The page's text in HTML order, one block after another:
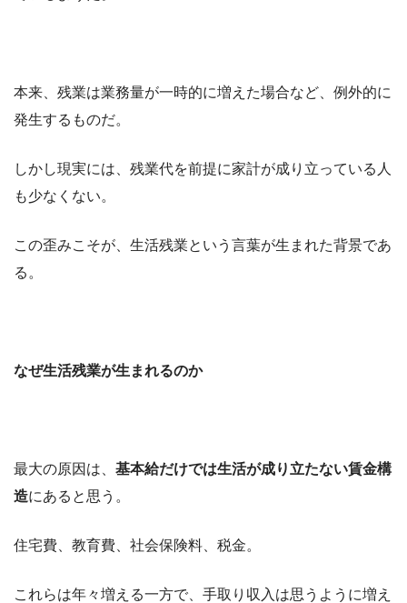
本来、残業は業務量が一時的に増えた場合など、例外的に
発生するものだ。
しかし現実には、残業代を前提に家計が成り立っている人
も少なくない。
この歪みこそが、生活残業という言葉が生まれた背景であ
る。
なぜ生活残業が生まれるのか
最大の原因は、 基本給だけでは生活が成り立たない賃金構
造にあると思う。
住宅費、教育費、社会保険料、税金。
これらは年々増える一方で、手取り収入は思うように増え